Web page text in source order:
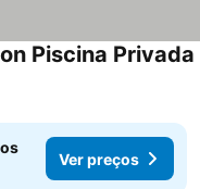
Piscina Privada
Ver preços